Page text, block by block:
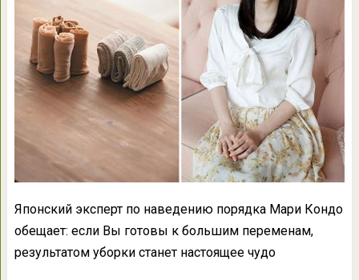
Японский эксперт по наведению порядка Мари Кондо
обещает: если Вы готовы к большим переменам,
результатом уборки станет настоящее чудо